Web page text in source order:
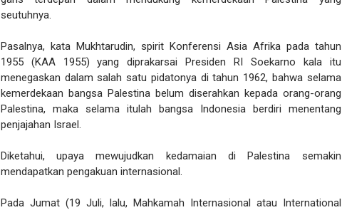
seutuhnya.
Pasalnya, kata Mukhtarudin, spirit Konferensi Asia Afrika pada tahun
1955 (KAA 1955) yang diprakarsai Presiden RI Soekarno kala itu
menegaskan dalam salah satu pidatonya di tahun 1962, bahwa selama
kemerdekaan bangsa Palestina belum diserahkan kepada orang-orang
Palestina, maka selama itulah bangsa Indonesia berdiri menentang
penjajahan Israel.
Diketahui, upaya mewujudkan kedamaian di Palestina semakin
mendapatkan pengakuan internasional.
Pada Jumat (19 Juli, lalu, Mahkamah Internasional atau International